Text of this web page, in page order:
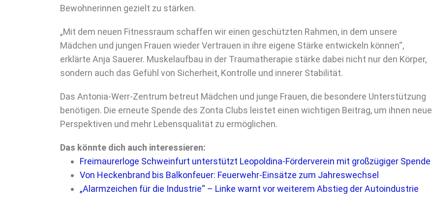
Bewohnerinnen gezielt zu stärken.
„Mit dem neuen Fitnessraum schaffen wir einen geschützten Rahmen, in dem unsere
Mädchen und jungen Frauen wieder Vertrauen in ihre eigene Stärke entwickeln können“,
erklärte Anja Sauerer. Muskelaufbau in der Traumatherapie stärke dabei nicht nur den Körper,
sondern auch das Gefühl von Sicherheit, Kontrolle und innerer Stabilität.
Das Antonia-Werr-Zentrum betreut Mädchen und junge Frauen, die besondere Unterstützung
benötigen. Die erneute Spende des Zonta Clubs leistet einen wichtigen Beitrag, um ihnen neue
Perspektiven und mehr Lebensqualität zu ermöglichen.
Das könnte dich auch interessieren:
Freimaurerloge Schweinfurt unterstützt Leopoldina-Förderverein mit großzügiger Spende
Von Heckenbrand bis Balkonfeuer: Feuerwehr-Einsätze zum Jahreswechsel
„Alarmzeichen für die Industrie“ – Linke warnt vor weiterem Abstieg der Autoindustrie